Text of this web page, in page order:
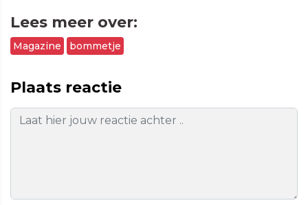
Lees meer over:
Magazine bommetje
Plaats reactie